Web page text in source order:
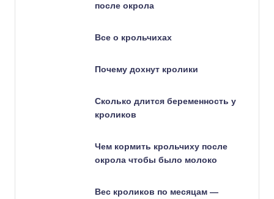
после окрола
Все о крольчихах
Почему дохнут кролики
Сколько длится беременность у
кроликов
Чем кормить крольчиху после
окрола чтобы было молоко
Вес кроликов по месяцам —